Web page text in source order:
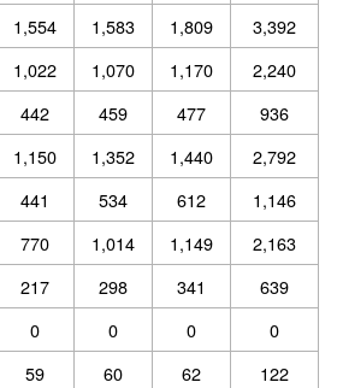
1,554 1,583 1,809
3,392
1,022 1,070 1,170
2,240
442 459 477
936
1,150 1,352 1,440
2,792
441 534 612
1,146
770 1,014 1,149
2,163
217 298 341
639
0 0 0
0
59 60 62
122